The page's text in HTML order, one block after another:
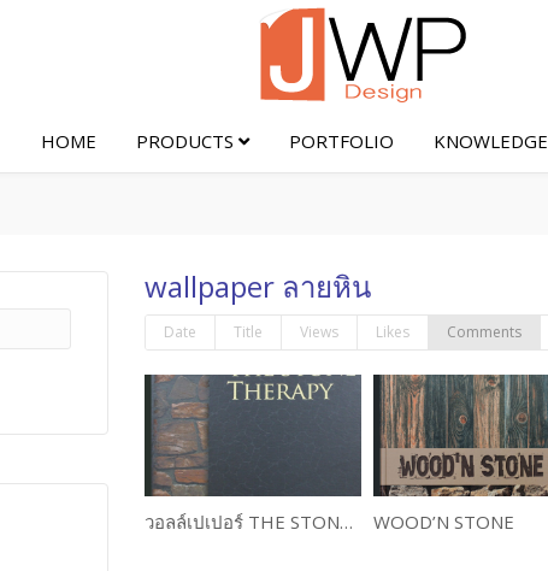
HOME PRODUCTS PORTFOLIO KNOWLEDGE
wallpaper ลายหิน
Date Title Views Likes Comments
วอลล์เปเปอร์ THE STONE THERAPY WOOD’N STONE